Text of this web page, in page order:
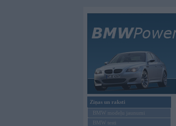
Ziņas un raksti
BMW modeļu jaunumi
BMW testi